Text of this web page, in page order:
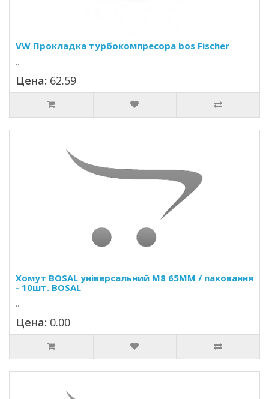
VW Прокладка турбокомпресора bos Fischer
..
Цена: 62.59
Хомут BOSAL універсальний M8 65MM / паковання
- 10шт. BOSAL
..
Цена: 0.00